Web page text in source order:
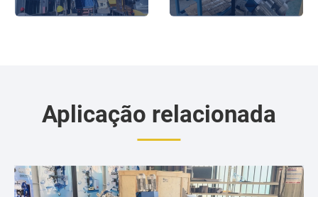
de borda de mesa CNC ---
borda inferior -------- GMMA-
Aplicação relacionada